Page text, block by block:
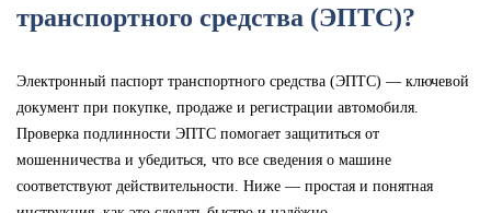
транспортного средства (ЭПТС)?
Электронный паспорт транспортного средства (ЭПТС) — ключевой
документ при покупке, продаже и регистрации автомобиля.
Проверка подлинности ЭПТС помогает защититься от
мошенничества и убедиться, что все сведения о машине
соответствуют действительности. Ниже — простая и понятная